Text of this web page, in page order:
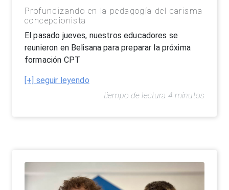
Profundizando en la pedagogía del carisma
concepcionista
El pasado jueves, nuestros educadores se
reunieron en Belisana para preparar la próxima
formación CPT
[+] seguir leyendo
tiempo de lectura 4 minutos